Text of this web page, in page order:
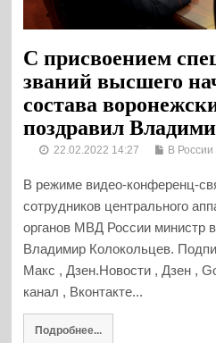
С присвоением
званий высшего
состава
поздравил
22.02.2022 14:27 В России
В режиме видео-конференц-
сотрудников центрального
органов МВД России министр
Владимир Колокольцев.
Макс , Дзен.Новости , Дзен ,
канал , Вконтакте...
Подробнее...